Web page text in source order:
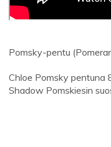
Pomsky-pentu
Chloe Pomsky pentuna
Shadow Pomskiesin